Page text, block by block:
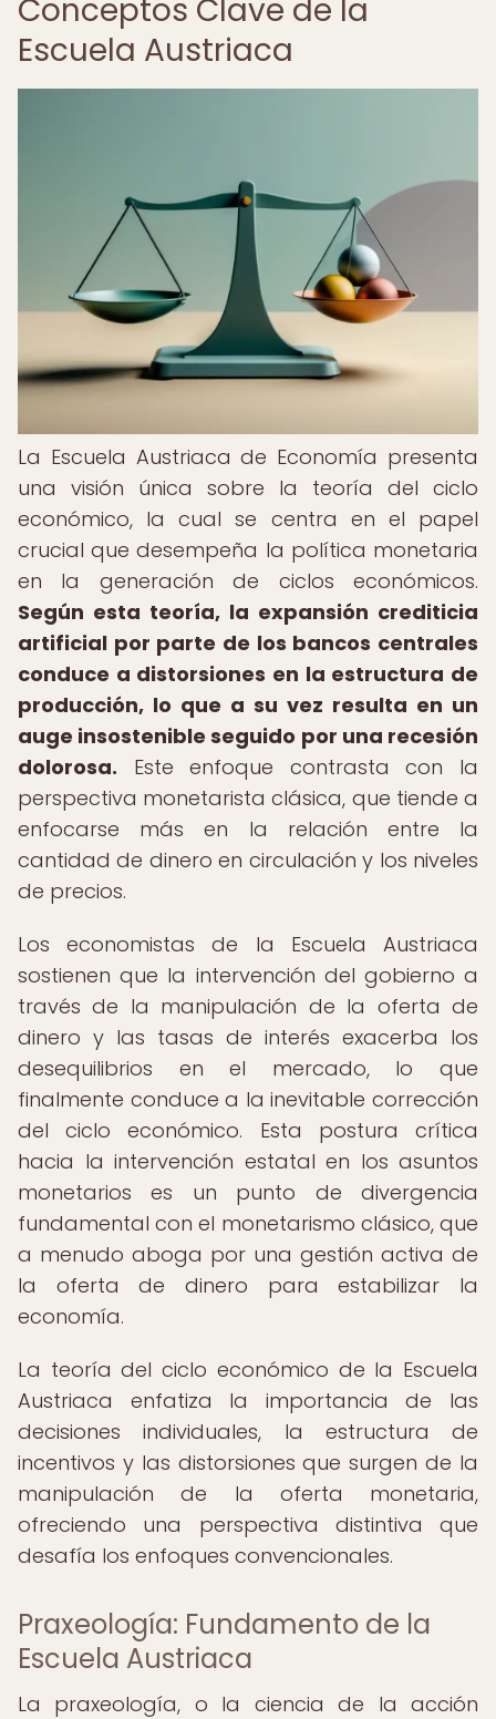
Conceptos Clave de la
Escuela Austriaca
La Escuela Austriaca de Economía presenta
una visión única sobre la teoría del ciclo
económico, la cual se centra en el papel
crucial que desempeña la política monetaria
en la generación de ciclos económicos.
Según esta teoría, la expansión crediticia
artificial por parte de los bancos centrales
conduce a distorsiones en la estructura de
producción, lo que a su vez resulta en un
auge insostenible seguido por una recesión
dolorosa. Este enfoque contrasta con la
perspectiva monetarista clásica, que tiende a
enfocarse más en la relación entre la
cantidad de dinero en circulación y los niveles
de precios.
Los economistas de la Escuela Austriaca
sostienen que la intervención del gobierno a
través de la manipulación de la oferta de
dinero y las tasas de interés exacerba los
desequilibrios en el mercado, lo que
finalmente conduce a la inevitable corrección
del ciclo económico. Esta postura crítica
hacia la intervención estatal en los asuntos
monetarios es un punto de divergencia
fundamental con el monetarismo clásico, que
a menudo aboga por una gestión activa de
la oferta de dinero para estabilizar la
economía.
La teoría del ciclo económico de la Escuela
Austriaca enfatiza la importancia de las
decisiones individuales, la estructura de
incentivos y las distorsiones que surgen de la
manipulación de la oferta monetaria,
ofreciendo una perspectiva distintiva que
desafía los enfoques convencionales.
Praxeología: Fundamento de la
Escuela Austriaca
La praxeología, o la ciencia de la acción